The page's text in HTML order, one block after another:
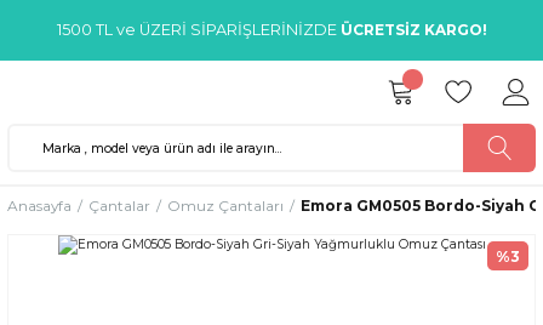
1500 TL ve ÜZERİ SİPARİŞLERİNİZDE ÜCRETSİZ KARGO!
Anasayfa Çantalar Omuz Çantaları Emora GM0505 Bordo-Siyah
%3